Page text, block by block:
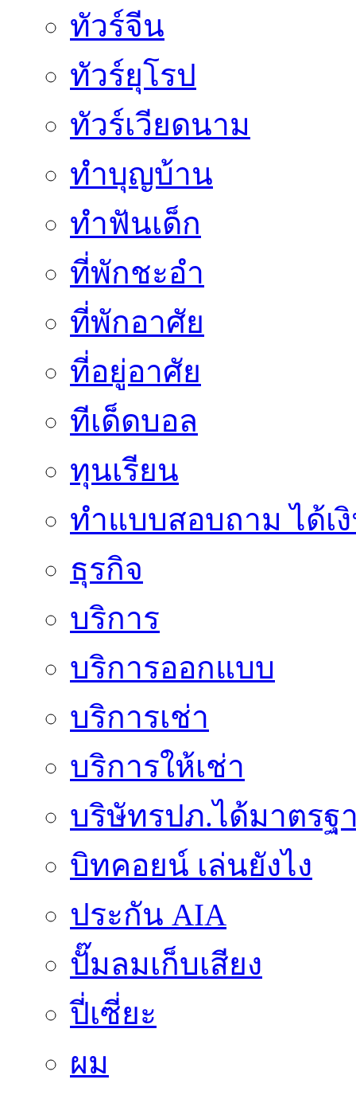
ทัวร์จีน
ทัวร์ยุโรป
ทัวร์เวียดนาม
ทำบุญบ้าน
ทำฟันเด็ก
ที่พักชะอำ
ที่พักอาศัย
ที่อยู่อาศัย
ทีเด็ดบอล
ทุนเรียน
ทําแบบสอบถาม ได้เ
ธุรกิจ
บริการ
บริการออกแบบ
บริการเช่า
บริการให้เช่า
บริษัทรปภ.ได้มาตรฐ
บิทคอยน์ เล่นยังไง
ประกัน AIA
ปั๊มลมเก็บเสียง
ปี่เซี่ยะ
ผม